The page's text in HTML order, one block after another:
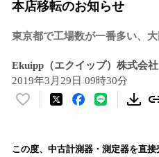
本店移転のお知らせ
東京都で工場数が一番多い、
Ekuipp（エクイップ）株式会社
2019年3月29日 09時30分
い
！
この度、中古計測器・測定器を直